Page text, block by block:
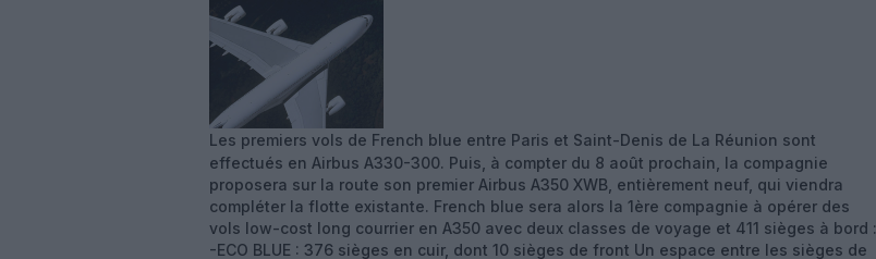
Les premiers vols de French blue entre Paris et Saint-Denis de La Réunion sont
effectués en Airbus A330-300. Puis, à compter du 8 août prochain, la compagnie
proposera sur la route son premier Airbus A350 XWB, entièrement neuf, qui viendra
compléter la flotte existante. French blue sera alors la 1ère compagnie à opérer des
vols low-cost long courrier en A350 avec deux classes de voyage et 411 sièges à bord :
-ECO BLUE : 376 sièges en cuir, dont 10 sièges de front Un espace entre les sièges de